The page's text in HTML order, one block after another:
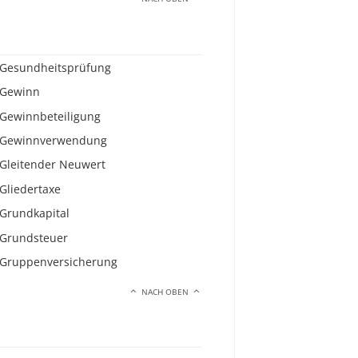
Gesundheitsprüfung
Gewinn
Gewinnbeteiligung
Gewinnverwendung
Gleitender Neuwert
Gliedertaxe
Grundkapital
Grundsteuer
Gruppenversicherung
NACH OBEN